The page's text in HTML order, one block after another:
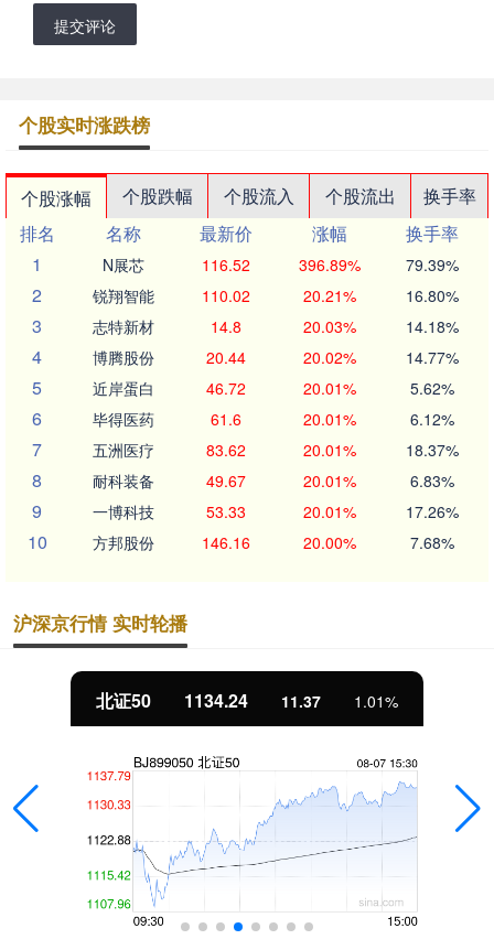
提交评论
个股实时涨跌榜
个股涨幅 个股跌幅 个股流入 个股流出
换手率
排名
名称 最新价 涨幅
换手率
1
N展芯 116.52 396.89% 79.39%
2 锐翔智能 110.02 20.21% 16.80%
3 志特新材 14.8 20.03% 14.18%
4 博腾股份 20.44 20.02% 14.77%
5 近岸蛋白 46.72 20.01% 5.62%
6 毕得医药 61.6 20.01% 6.12%
7 五洲医疗 83.62 20.01% 18.37%
8 耐科装备 49.67 20.01% 6.83%
9 一博科技 53.33 20.01% 17.26%
10 方邦股份 146.16 20.00% 7.68%
沪深京行情 实时轮播
北证50 1134.24 11.37 1.01%